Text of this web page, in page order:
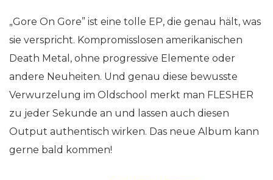
„Gore On Gore” ist eine tolle EP, die genau hält, was
sie verspricht. Kompromisslosen amerikanischen
Death Metal, ohne progressive Elemente oder
andere Neuheiten. Und genau diese bewusste
Verwurzelung im Oldschool merkt man FLESHER
zu jeder Sekunde an und lassen auch diesen
Output authentisch wirken. Das neue Album kann
gerne bald kommen!